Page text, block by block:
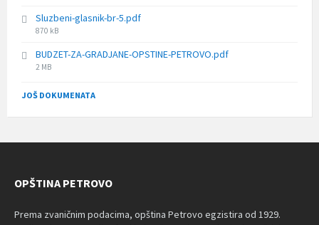
Sluzbeni-glasnik-br-5.pdf
File
870 kB
BUDZET-ZA-GRADJANE-OPSTINE-PETROVO.pdf
File
2 MB
JOŠ DOKUMENATA
OPŠTINA PETROVO
Prema zvaničnim podacima, opština Petrovo egzistira od 1929.